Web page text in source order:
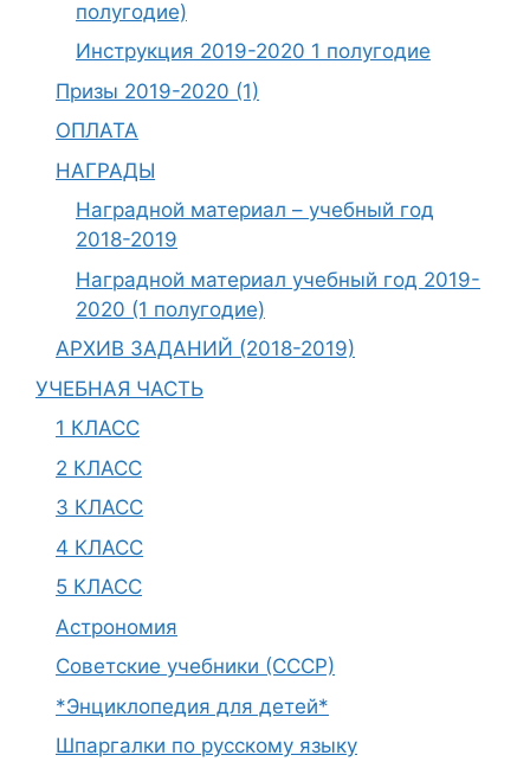
полугодие)
Инструкция 2019-2020 1 полугодие
Призы 2019-2020 (1)
ОПЛАТА
НАГРАДЫ
Наградной материал – учебный год
2018-2019
Наградной материал учебный год 2019-
2020 (1 полугодие)
АРХИВ ЗАДАНИЙ (2018-2019)
УЧЕБНАЯ ЧАСТЬ
1 КЛАСС
2 КЛАСС
3 КЛАСС
4 КЛАСС
5 КЛАСС
Астрономия
Советские учебники (СССР)
*Энциклопедия для детей*
Шпаргалки по русскому языку